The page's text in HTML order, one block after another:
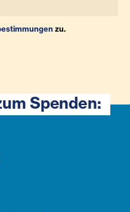
zu.
Spenden: